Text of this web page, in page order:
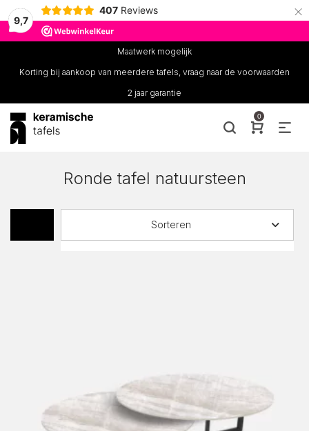
9,7
407 Reviews ×
Maatwerk mogelijk
Korting bij aankoop van meerdere tafels, vraag naar de voorwaarden
2 jaar garantie
0
Ronde tafel natuursteen
Sorteren